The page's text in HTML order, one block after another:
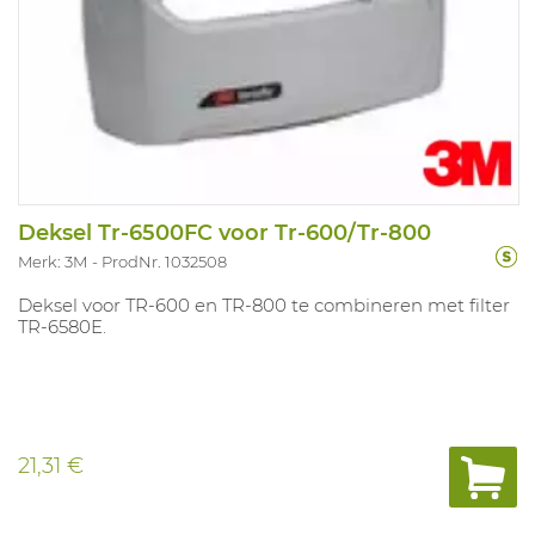
Deksel Tr-6500FC voor Tr-600/Tr-800
Merk: 3M ProdNr. 1032508
Deksel voor TR-600 en TR-800 te combineren met filter
TR-6580E.
21,31 €